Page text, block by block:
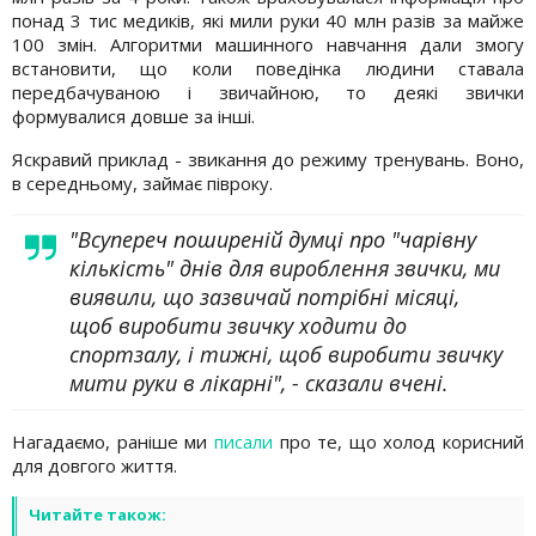
понад 3 тис медиків, які мили руки 40 млн разів за майже
100 змін. Алгоритми машинного навчання дали змогу
встановити, що коли поведінка людини ставала
передбачуваною і звичайною, то деякі звички
формувалися довше за інші.
Яскравий приклад - звикання до режиму тренувань. Воно,
в середньому, займає півроку.
"Всупереч поширеній думці про "чарівну
кількість" днів для вироблення звички, ми
виявили, що зазвичай потрібні місяці,
щоб виробити звичку ходити до
спортзалу, і тижні, щоб виробити звичку
мити руки в лікарні", - сказали вчені.
Нагадаємо, раніше ми писали про те, що холод корисний
для довгого життя.
Читайте також: